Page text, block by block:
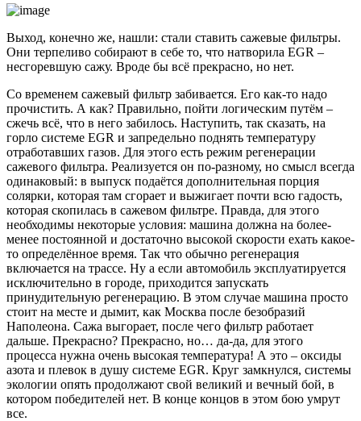
Выход, конечно же, нашли: стали ставить сажевые фильтры.
Они терпеливо собирают в себе то, что натворила EGR –
несгоревшую сажу. Вроде бы всё прекрасно, но нет.
Со временем сажевый фильтр забивается. Его как-то надо
прочистить. А как? Правильно, пойти логическим путём –
сжечь всё, что в него забилось. Наступить, так сказать, на
горло системе EGR и запредельно поднять температуру
отработавших газов. Для этого есть режим регенерации
сажевого фильтра. Реализуется он по-разному, но смысл всегда
одинаковый: в выпуск подаётся дополнительная порция
солярки, которая там сгорает и выжигает почти всю гадость,
которая скопилась в сажевом фильтре. Правда, для этого
необходимы некоторые условия: машина должна на более-
менее постоянной и достаточно высокой скорости ехать какое-
то определённое время. Так что обычно регенерация
включается на трассе. Ну а если автомобиль эксплуатируется
исключительно в городе, приходится запускать
принудительную регенерацию. В этом случае машина просто
стоит на месте и дымит, как Москва после безобразий
Наполеона. Сажа выгорает, после чего фильтр работает
дальше. Прекрасно? Прекрасно, но… да-да, для этого
процесса нужна очень высокая температура! А это – оксиды
азота и плевок в душу системе EGR. Круг замкнулся, системы
экологии опять продолжают свой великий и вечный бой, в
котором победителей нет. В конце концов в этом бою умрут
все.